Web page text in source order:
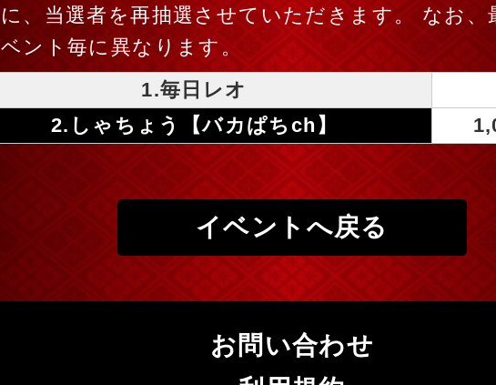
、当選者を再抽選させていただきます。 なお、
ント毎に異なります。
1.毎日レオ
2.しゃちょう【バカぱちch】
イベントへ戻る
お問い合わせ